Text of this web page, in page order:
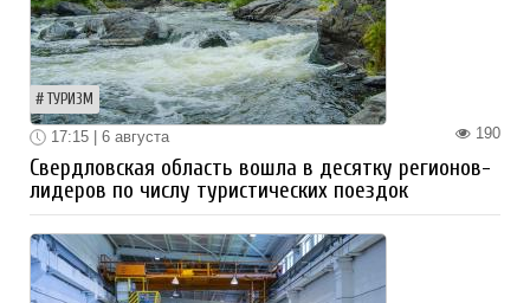
ТУРИЗМ
190
17:15 | 6 августа
Свердловская область вошла в десятку регионов-
лидеров по числу туристических поездок